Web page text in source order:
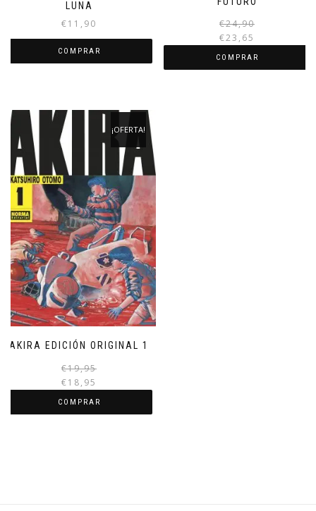
LUNA
€11,90
COMPRAR
€24,90
€23,65
COMPRAR
AKIRA EDICIÓN ORIGINAL 1
¡OFERTA!
€19,95
€18,95
COMPRAR